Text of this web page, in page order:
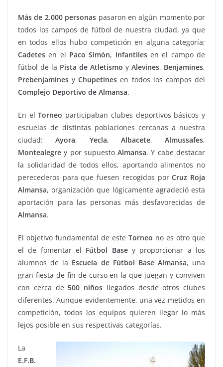
Más de 2.000 personas pasaron en algún momento por
todos los campos de fútbol de nuestra ciudad, ya que
en todos ellos hubo competición en alguna categoría;
Cadetes en el Paco Simón, Infantilesen el campo de
fútbol de la Pista de Atletismo y Alevines, Benjamines,
Prebenjamines yChupetines en todos los campos del
Complejo Deportivo de Almansa.
En elTorneo participaban clubes deportivos básicos y
escuelas de distintas poblaciones cercanas a nuestra
ciudad: Ayora, Yecla,Albacete, Almussafes,
Montealegre y por supuestoAlmansa. Y cabe destacar
la solidaridad de todos ellos, aportando alimentos no
perecederos para que fuesen recogidos porCruz Roja
Almansa, organización que lógicamente agradeció esta
aportación para las personas más desfavorecidas de
Almansa.
El objetivo fundamental de este Torneo no es otro que
el de fomentar el Fútbol Basey proporcionar a los
alumnos de la Escuela de Fútbol Base Almansa, una
gran fiesta de fin de curso en la que juegan y conviven
con cerca de500 niños llegados desde otros clubes
diferentes. Aunque evidentemente, una vez metidos en
competición, todos los equipos quieren llegar lo más
lejos posible en sus respectivas categorías.
La
E.F.B.